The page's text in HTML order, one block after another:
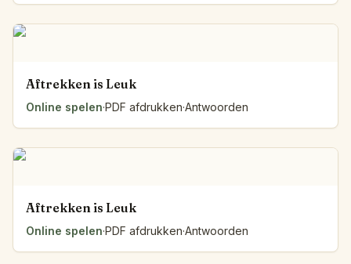
Aftrekken is Leuk
Online spelen·PDF afdrukken·Antwoorden
Aftrekken is Leuk
Online spelen·PDF afdrukken·Antwoorden